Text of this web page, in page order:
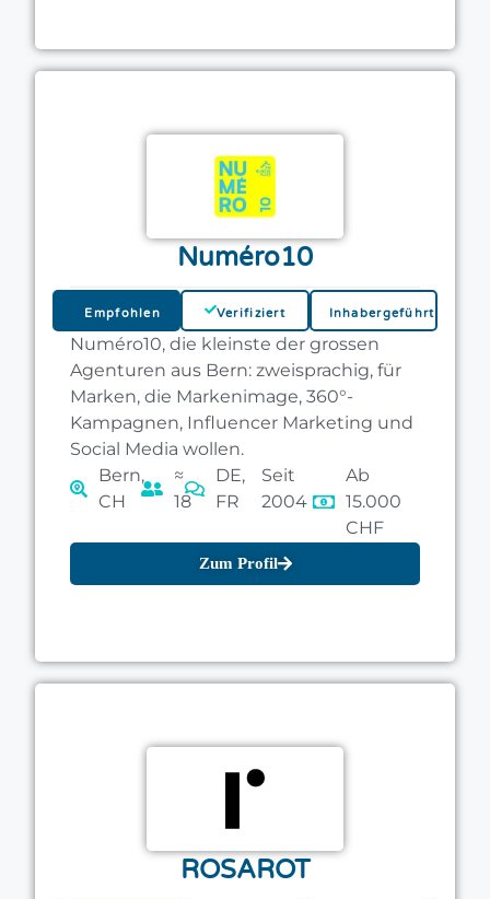
Numéro10
Empfohlen Verifiziert Inhabergeführt
Numéro10, die kleinste der grossen
Agenturen aus Bern: zweisprachig, für
Marken, die Markenimage, 360°-
Kampagnen, Influencer Marketing und
Social Media wollen.
Bern,
CH
≈
18
DE,
FR
Seit
2004
Ab
15.000
CHF
Zum Profil
ROSAROT